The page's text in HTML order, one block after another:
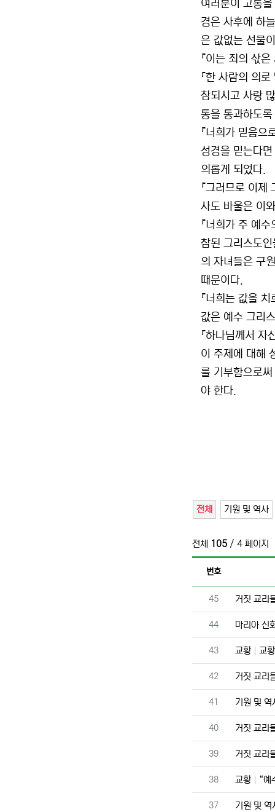
여러분이 고통
경은 사후에 하
은 값없는 선물
『이는 죄의 삯
『한 사람의 의
참되시고 사랑
통을 통과하도
『너희가 믿음
성경을 믿는다
의롭게 되었다.
『그러므로 이
사도 바울은 이
『너희가 주 예
참된 그리스도
의 자녀들은 구
때문이다.
『너희는 값을
값은 예수 그리
『하나님께서
이 주제에 대해
를 기부함으로
야 한다.
전체 기원 및 역사
전체 105 / 4 페이지
번호
번호
45 거짓 교리
번호
44 마리아 신
번호
43 교황 교
번호
42 거짓 교리
번호
41 기원 및
번호
40 거짓 교리
번호
39 거짓 교리
번호
38 교황 “예
번호
37 기원 및